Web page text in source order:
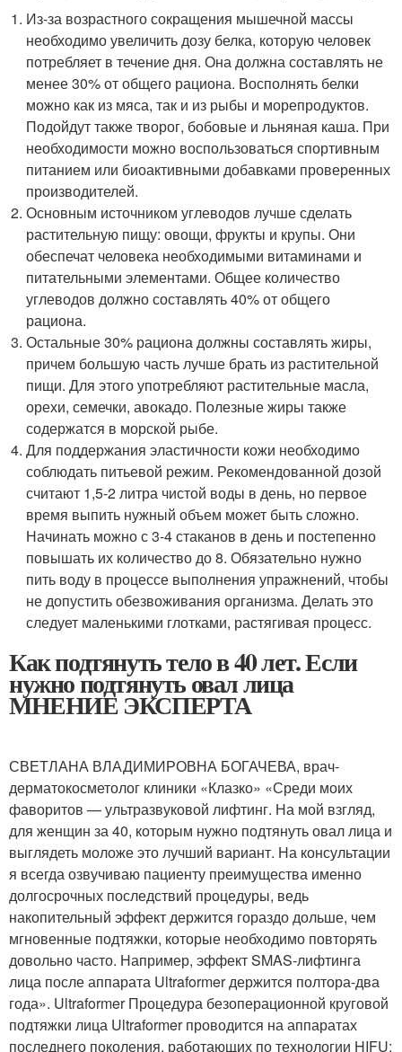
Из-за возрастного сокращения мышечной массы
необходимо увеличить дозу белка, которую человек
потребляет в течение дня. Она должна составлять не
менее 30% от общего рациона. Восполнять белки
можно как из мяса, так и из рыбы и морепродуктов.
Подойдут также творог, бобовые и льняная каша. При
необходимости можно воспользоваться спортивным
питанием или биоактивными добавками проверенных
производителей.
Основным источником углеводов лучше сделать
растительную пищу: овощи, фрукты и крупы. Они
обеспечат человека необходимыми витаминами и
питательными элементами. Общее количество
углеводов должно составлять 40% от общего
рациона.
Остальные 30% рациона должны составлять жиры,
причем большую часть лучше брать из растительной
пищи. Для этого употребляют растительные масла,
орехи, семечки, авокадо. Полезные жиры также
содержатся в морской рыбе.
Для поддержания эластичности кожи необходимо
соблюдать питьевой режим. Рекомендованной дозой
считают 1,5-2 литра чистой воды в день, но первое
время выпить нужный объем может быть сложно.
Начинать можно с 3-4 стаканов в день и постепенно
повышать их количество до 8. Обязательно нужно
пить воду в процессе выполнения упражнений, чтобы
не допустить обезвоживания организма. Делать это
следует маленькими глотками, растягивая процесс.
Как подтянуть тело в 40 лет. Если
нужно подтянуть овал лица
МНЕНИЕ ЭКСПЕРТА
СВЕТЛАНА ВЛАДИМИРОВНА БОГАЧЕВА, врач-
дерматокосметолог клиники «Клазко» «Среди моих
фаворитов — ультразвуковой лифтинг. На мой взгляд,
для женщин за 40, которым нужно подтянуть овал лица и
выглядеть моложе это лучший вариант. На консультации
я всегда озвучиваю пациенту преимущества именно
долгосрочных последствий процедуры, ведь
накопительный эффект держится гораздо дольше, чем
мгновенные подтяжки, которые необходимо повторять
довольно часто. Например, эффект SMAS-лифтинга
лица после аппарата Ultraformer держится полтора-два
года». Ultraformer Процедура безоперационной круговой
подтяжки лица Ultraformer проводится на аппаратах
последнего поколения, работающих по технологии HIFU: